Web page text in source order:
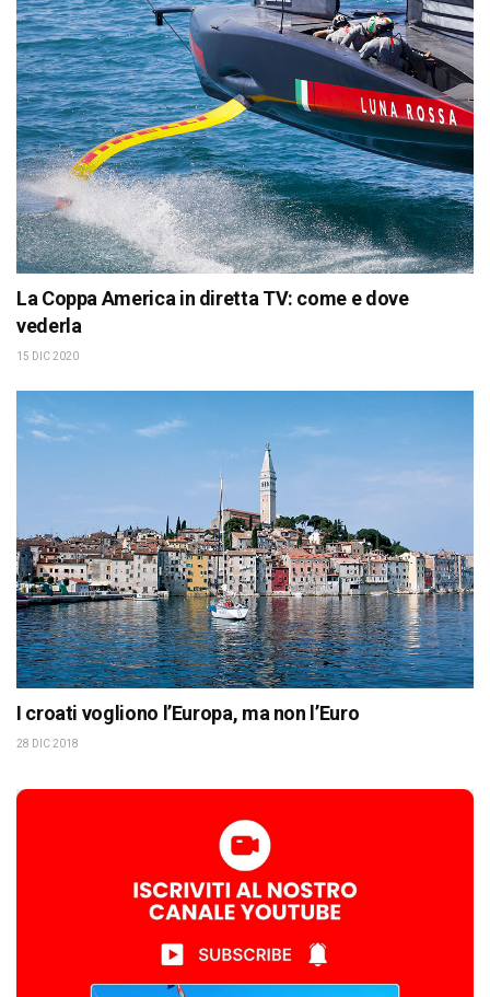
La Coppa America in diretta TV: come e dove
vederla
15 DIC 2020
I croati vogliono l’Europa, ma non l’Euro
28 DIC 2018